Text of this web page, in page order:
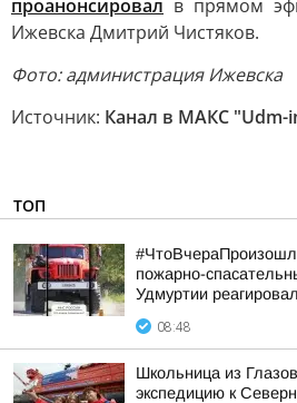
проанонсировал в прямом
Ижевска Дмитрий Чистяков.
Фото: администрация Ижевска
Источник: Канал в МАКС "Udm-
ТОП
пожарно-
Удмуртии
08:48
Школьница из
экспедицию к